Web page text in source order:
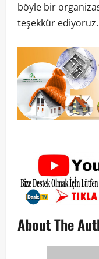
böyle bir
teşekkür ediyoruz.
About The